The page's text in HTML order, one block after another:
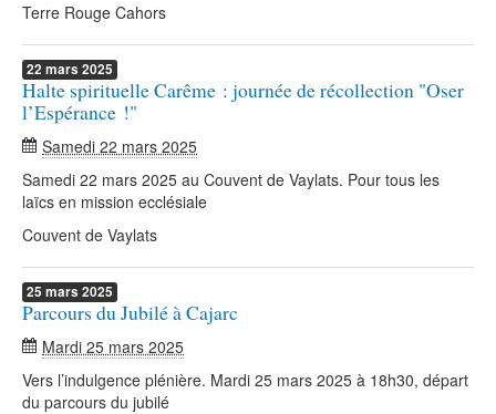
Terre Rouge Cahors
22 mars 2025
Halte spirituelle Carême : journée de récollection "Oser
l’Espérance !"
Samedi 22 mars 2025
Samedi 22 mars 2025 au Couvent de Vaylats. Pour tous les
laïcs en mission ecclésiale
Couvent de Vaylats
25 mars 2025
Parcours du Jubilé à Cajarc
Mardi 25 mars 2025
Vers l’indulgence plénière. Mardi 25 mars 2025 à 18h30, départ
du parcours du jubilé